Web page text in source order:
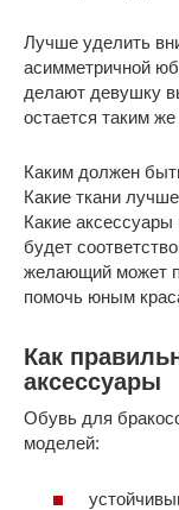
Лучше уделить
асимметричной
делают девушку
остается таким
Каким должен
Какие ткани
Какие
будет
желающий может
помочь юным
Как
аксессуары
Обувь для
моделей: